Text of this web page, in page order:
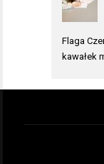
Flaga
kawałek